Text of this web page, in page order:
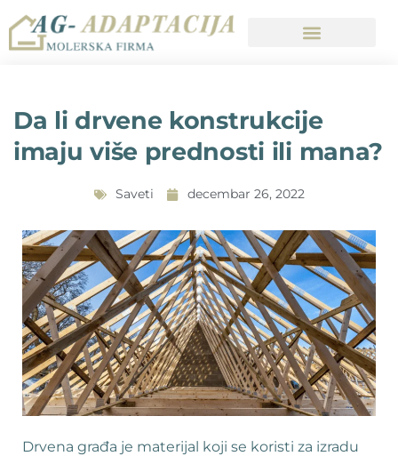
Da li drvene konstrukcije
imaju više prednosti ili mana?
Saveti decembar 26, 2022
Drvena građa je materijal koji se koristi za izradu